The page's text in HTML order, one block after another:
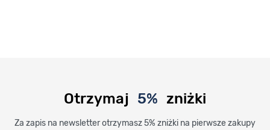
Otrzymaj 5% zniżki
Za zapis na newsletter otrzymasz 5% zniżki na pierwsze zakupy